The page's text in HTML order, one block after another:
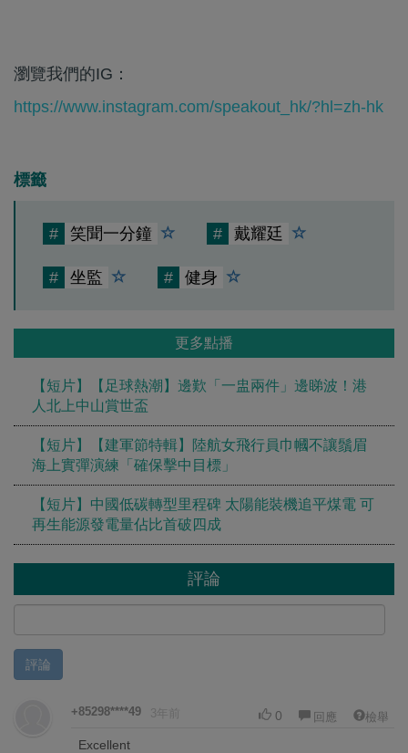
瀏覽我們的IG：
https://www.instagram.com/speakout_hk/?hl=zh-hk
標籤
# 笑聞一分鐘 # 戴耀廷
# 坐監 # 健身
更多點播
【短片】【足球熱潮】邊歎「一盅兩件」邊睇波！港
人北上中山賞世盃
【短片】【建軍節特輯】陸航女飛行員巾幗不讓鬚眉
海上實彈演練「確保擊中目標」
【短片】中國低碳轉型里程碑 太陽能裝機追平煤電 可
再生能源發電量佔比首破四成
評論
評論
+85298****49 3年前 0 回應 檢舉
Excellent